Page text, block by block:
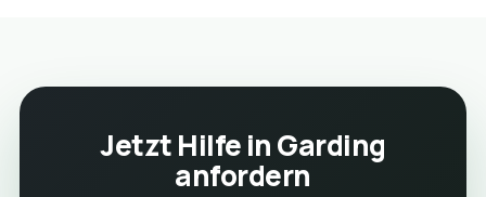
Jetzt Hilfe in Garding
anfordern